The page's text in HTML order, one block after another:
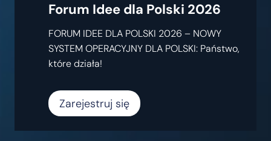
Forum Idee dla Polski 2026
FORUM IDEE DLA POLSKI 2026 – NOWY
SYSTEM OPERACYJNY DLA POLSKI: Państwo,
które działa!
Zarejestruj się